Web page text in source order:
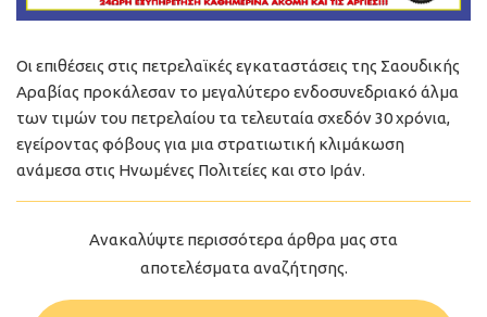
Οι επιθέσεις στις πετρελαϊκές εγκαταστάσεις της Σαουδικής
Αραβίας προκάλεσαν το μεγαλύτερο ενδοσυνεδριακό άλμα
των τιμών του πετρελαίου τα τελευταία σχεδόν 30 χρόνια,
εγείροντας φόβους για μια στρατιωτική κλιμάκωση
ανάμεσα στις Ηνωμένες Πολιτείες και στο Ιράν.
Ανακαλύψτε περισσότερα άρθρα μας στα
αποτελέσματα αναζήτησης.